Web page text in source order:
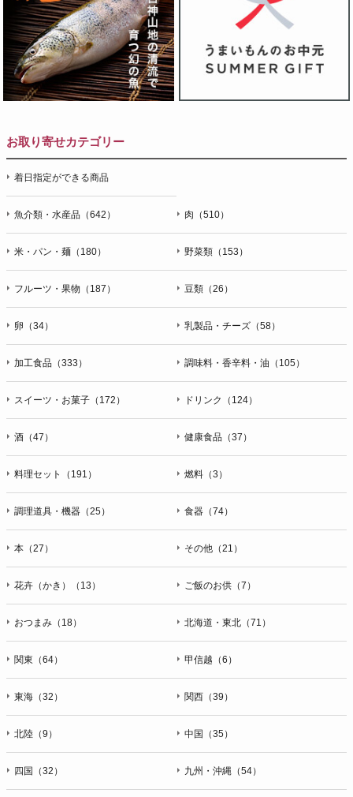
お取り寄せカテゴリー
着日指定ができる商品
魚介類・水産品（642） 肉（510）
米・パン・麺（180） 野菜類（153）
フルーツ・果物（187） 豆類（26）
卵（34） 乳製品・チーズ（58）
加工食品（333） 調味料・香辛料・油（105）
スイーツ・お菓子（172） ドリンク（124）
酒（47） 健康食品（37）
料理セット（191） 燃料（3）
調理道具・機器（25） 食器（74）
本（27） その他（21）
花卉（かき）（13） ご飯のお供（7）
おつまみ（18） 北海道・東北（71）
関東（64） 甲信越（6）
東海（32） 関西（39）
北陸（9） 中国（35）
四国（32） 九州・沖縄（54）